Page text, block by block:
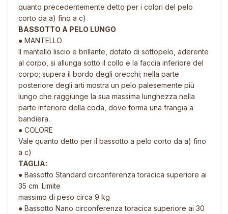
quanto precedentemente detto per i colori del pelo
corto da a) fino a c)
BASSOTTO A PELO LUNGO
● MANTELLO
Il mantello liscio e brillante, dotato di sottopelo, aderente
al corpo, si allunga sotto il collo e la faccia inferiore del
corpo; supera il bordo degli orecchi; nella parte
posteriore degli arti mostra un pelo palesemente più
lungo che raggiunge la sua massima lunghezza nella
parte inferiore della coda, dove forma una frangia a
bandiera.
● COLORE
Vale quanto detto per il bassotto a pelo corto da a) fino
a c)
TAGLIA:
● Bassotto Standard circonferenza toracica superiore ai
35 cm. Limite
massimo di peso circa 9 kg
● Bassotto Nano circonferenza toracica superiore ai 30